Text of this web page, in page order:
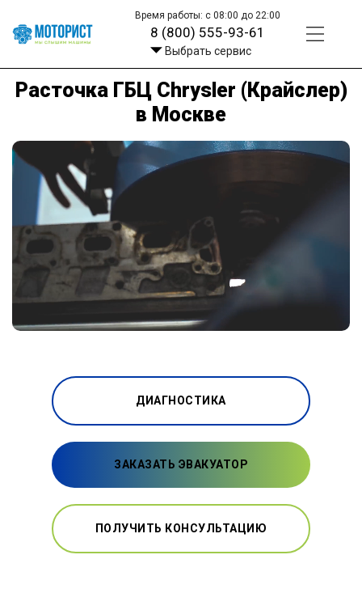
Время работы: с 08:00 до 22:00
8 (800) 555-93-61
Выбрать сервис
Расточка ГБЦ Chrysler (Крайслер)
в Москве
ДИАГНОСТИКА
ЗАКАЗАТЬ ЭВАКУАТОР
ПОЛУЧИТЬ КОНСУЛЬТАЦИЮ